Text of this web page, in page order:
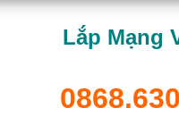
Lắp Mạng